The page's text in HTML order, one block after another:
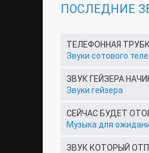
ПОСЛЕДНИЕ
ТЕЛЕФОННАЯ
Звуки сотового
ЗВУК ГЕЙЗЕРА
Звуки гейзера
СЕЙЧАС БУДЕТ
Музыка для
ЗВУК КОТОРЫЙ